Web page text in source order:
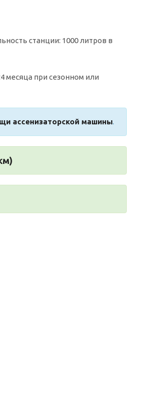
станции: 1000 литров в
месяца при сезонном или
ассенизаторской машины.